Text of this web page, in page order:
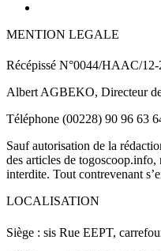
MENTION LEGALE
Récépissé N°0044/HAAC/
Albert AGBEKO, Directeur
Téléphone (00228) 90 96 63
Sauf autorisation de la
des articles de togoscoop.info,
interdite. Tout contrevenant
LOCALISATION
Siège : sis Rue EEPT,